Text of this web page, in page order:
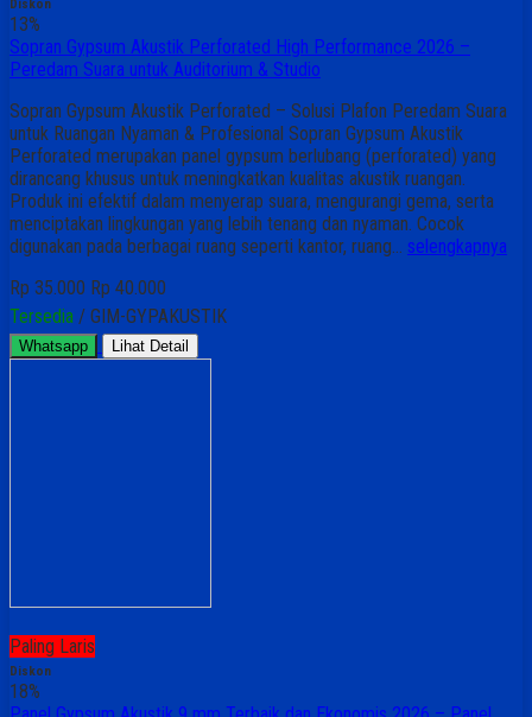
Diskon
13%
Sopran Gypsum Akustik Perforated High Performance 2026 –
Peredam Suara untuk Auditorium & Studio
Sopran Gypsum Akustik Perforated – Solusi Plafon Peredam Suara
untuk Ruangan Nyaman & Profesional Sopran Gypsum Akustik
Perforated merupakan panel gypsum berlubang (perforated) yang
dirancang khusus untuk meningkatkan kualitas akustik ruangan.
Produk ini efektif dalam menyerap suara, mengurangi gema, serta
menciptakan lingkungan yang lebih tenang dan nyaman. Cocok
digunakan pada berbagai ruang seperti kantor, ruang… selengkapnya
Rp 35.000 Rp 40.000
Tersedia / GIM-GYPAKUSTIK
Whatsapp Lihat Detail
Paling Laris
Diskon
18%